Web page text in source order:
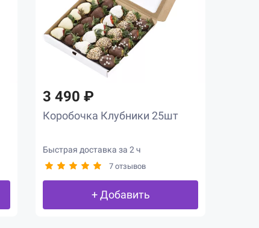
3 490 ₽
Коробочка Клубники 25шт
Быстрая доставка за 2 ч
7 отзывов
+ Добавить